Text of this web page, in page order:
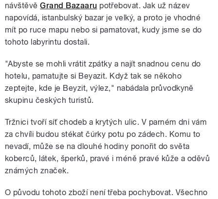
návštěvěGrand Bazaaru potřebovat. Jak už název
napovídá, istanbulský bazar je velký, a proto je vhodné
mít po ruce mapu nebo si pamatovat, kudy jsme se do
tohoto labyrintu dostali.
"Abyste se mohli vrátit zpátky a najít snadnou cenu do
hotelu, pamatujte si Beyazit. Když tak se někoho
zeptejte, kde je Beyzit, výlez," nabádala průvodkyně
skupinu českých turistů.
Tržnici tvoří síť chodeb a krytých ulic. V parném dni vám
za chvíli budou stékat čúrky potu po zádech. Komu to
nevadí, může se na dlouhé hodiny ponořit do světa
koberců, látek, šperků, pravé i méně pravé kůže a oděvů
známých značek.
O původu tohoto zboží není třeba pochybovat. Všechno